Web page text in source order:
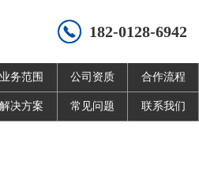
182-0128-6942
业务范围 公司资质 合作流程
解决方案 常见问题 联系我们